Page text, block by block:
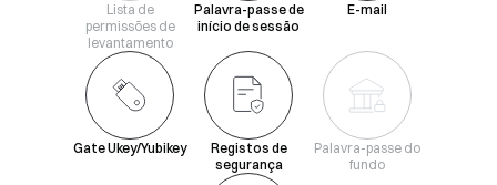
Lista de
permissões de
levantamento
Palavra-passe de
início de sessão
E-mail
Gate Ukey/Yubikey
Registos de
segurança
Palavra-passe do
fundo